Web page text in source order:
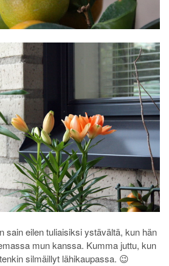
sain eilen tuliaisiksi ystävältä, kun hän
mun kanssa. Kumma juttu, kun
silmäillyt lähikaupassa. 😉